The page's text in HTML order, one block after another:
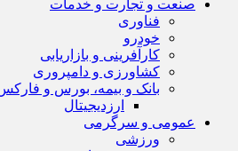
صنعت و تجارت و خدمات
فناوری
خودرو
کارآفرینی و بازاریابی
کشاورزی و دامپروری
بانک و بیمه، بورس و
ارزدیجیتال
عمومی و سرگرمی
ورزشی